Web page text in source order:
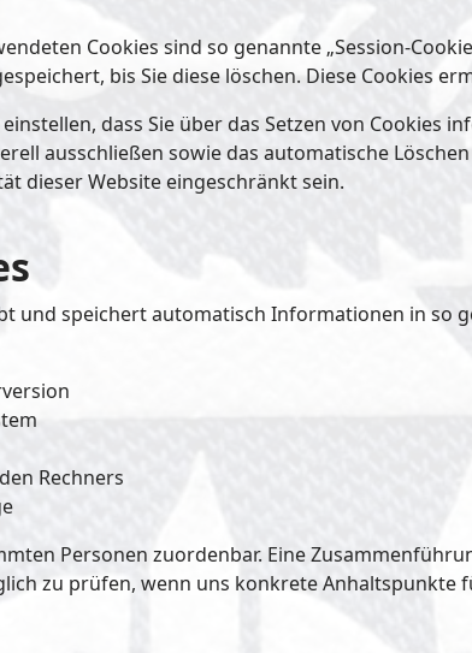
Cookies sind so genannte „Session-
bis Sie diese löschen. Diese Cookies
dass Sie über das Setzen von Cookies
ausschließen sowie das automatische
dieser Website eingeschränkt sein.
und speichert automatisch Informationen in so
Rechners
Personen zuordenbar. Eine
zu prüfen, wenn uns konkrete